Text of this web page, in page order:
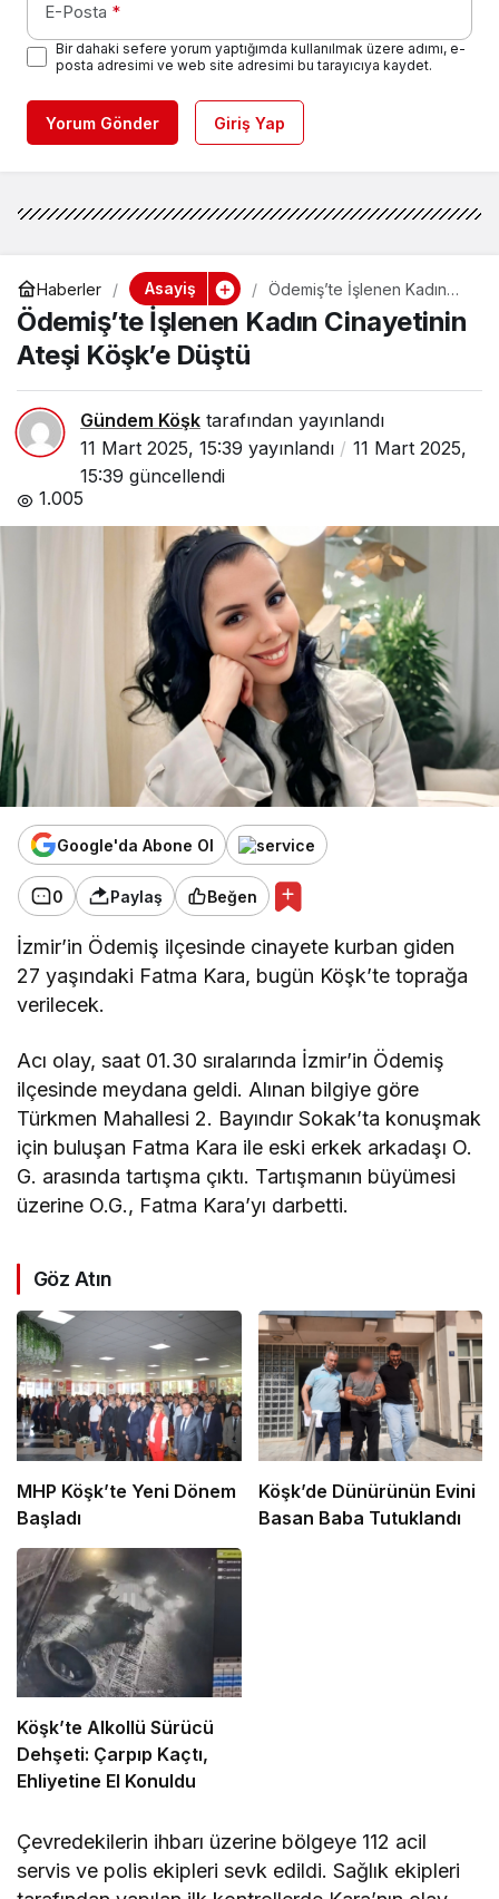
E-Posta *
Bir dahaki sefere yorum yaptığımda kullanılmak üzere adımı, e-
posta adresimi ve web site adresimi bu tarayıcıya kaydet.
Yorum Gönder Giriş Yap
Haberler Asayiş
Ödemiş’te İşlenen Kadın
Cinayetinin Ateşi Köşk’e
Düştü
Ödemiş’te İşlenen Kadın Cinayetinin
Ateşi Köşk’e Düştü
Gündem Köşk tarafından yayınlandı
11 Mart 2025, 15:39 yayınlandı
11 Mart 2025,
15:39 güncellendi
1.005
Google'da Abone Ol
0 Paylaş Beğen
İzmir’in Ödemiş ilçesinde cinayete kurban giden
27 yaşındaki Fatma Kara, bugün Köşk’te toprağa
verilecek.
Acı olay, saat 01.30 sıralarında İzmir’in Ödemiş
ilçesinde meydana geldi. Alınan bilgiye göre
Türkmen Mahallesi 2. Bayındır Sokak’ta konuşmak
için buluşan Fatma Kara ile eski erkek arkadaşı O.
G. arasında tartışma çıktı. Tartışmanın büyümesi
üzerine O.G., Fatma Kara’yı darbetti.
Göz Atın
MHP Köşk’te Yeni Dönem
Başladı
Köşk’de Dünürünün Evini
Basan Baba Tutuklandı
Köşk’te Alkollü Sürücü
Dehşeti: Çarpıp Kaçtı,
Ehliyetine El Konuldu
Çevredekilerin ihbarı üzerine bölgeye 112 acil
servis ve polis ekipleri sevk edildi. Sağlık ekipleri